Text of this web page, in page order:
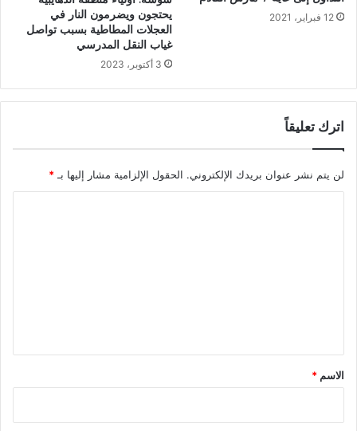
12 فبراير، 2021
يحتجون ويضرمون النار في
العجلات المطاطية بسبب تواصل
غياب النقل المدرسي
3 أكتوبر، 2023
اترك تعليقاً
لن يتم نشر عنوان بريدك الإلكتروني. الحقول الإلزامية مشار إليها بـ *
*
الاسم *